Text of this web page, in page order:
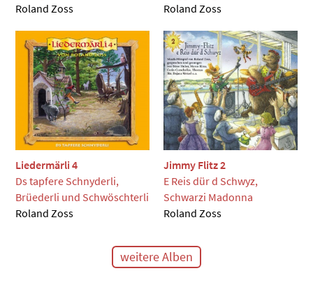
Roland Zoss
Roland Zoss
Liedermärli 4
Ds tapfere Schnyderli,
Brüederli und Schwöschterli
Roland Zoss
Jimmy Flitz 2
E Reis dür d Schwyz,
Schwarzi Madonna
Roland Zoss
weitere Alben